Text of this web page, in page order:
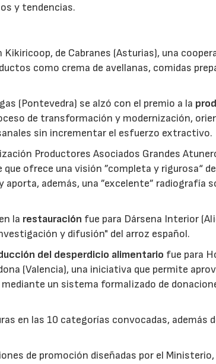
y tendencias.
Kikiricoop, de Cabranes (Asturias), una
como crema de avellanas, comidas
(Pontevedra) se alzó con el premio a la
de transformación y modernización,
sin incrementar el esfuerzo extractivo.
Productores Asociados Grandes
ofrece una visión ”completa y rigurosa“
además, una ”excelente” radiografía
la restauración fue para Dársena Interior
y difusión" del arroz español.
del desperdicio alimentario fue para
(Valencia), una iniciativa que permite
un sistema formalizado de
en las 10 categorías convocadas, además
de promoción diseñadas por el